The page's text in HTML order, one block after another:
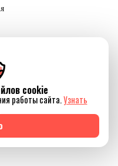
cookie
работы сайта.Узнать